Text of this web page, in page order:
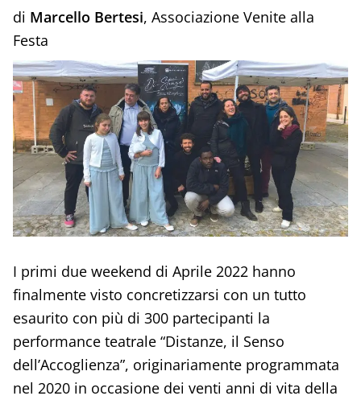
di Marcello Bertesi, Associazione Venite alla
Festa
I primi due weekend di Aprile 2022 hanno
finalmente visto concretizzarsi con un tutto
esaurito con più di 300 partecipanti la
performance teatrale “Distanze, il Senso
dell’Accoglienza”, originariamente programmata
nel 2020 in occasione dei venti anni di vita della